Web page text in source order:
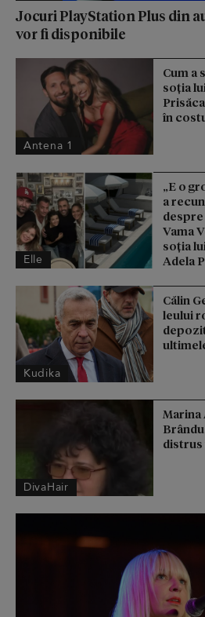
Jocuri PlayStation Plus din
vor fi disponibile
Antena 1
Cum a
soția
în
Elle
„E o
a
Vama
soția
Adela
Kudika
Călin
leului
DivaHair
Marina
distrus